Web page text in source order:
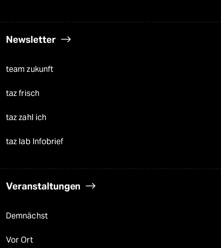
Newsletter
team zukunft
taz frisch
taz zahl ich
taz lab Infobrief
Veranstaltungen
Demnächst
Vor Ort